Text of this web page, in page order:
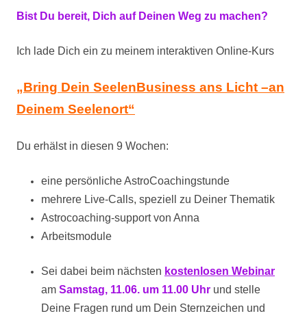
Bist Du bereit, Dich auf Deinen Weg zu machen?
Ich lade Dich ein zu meinem interaktiven Online-Kurs
„Bring Dein SeelenBusiness ans Licht –an
Deinem Seelenort“
Du erhälst in diesen 9 Wochen:
eine persönliche AstroCoachingstunde
mehrere Live-Calls, speziell zu Deiner Thematik
Astrocoaching-support von Anna
Arbeitsmodule
Sei dabei beim nächsten kostenlosen Webinar
am Samstag, 11.06. um 11.00 Uhr und stelle
Deine Fragen rund um Dein Sternzeichen und